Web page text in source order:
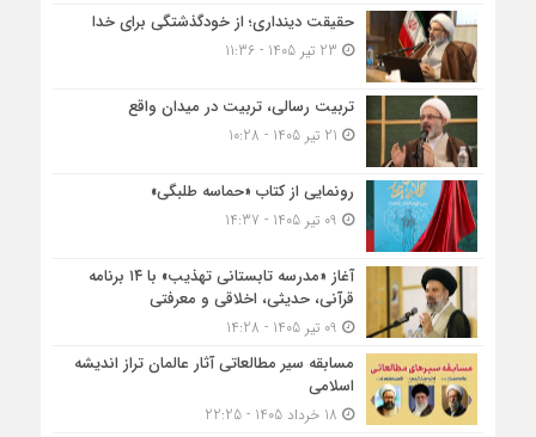
حقیقت دینداری؛ از خودگذشتگی برای خدا
تربیت رسالی، تربیت در میدان واقع
رونمایی از کتاب «حماسه طلبگی»
آغاز «مدرسه تابستانی تهذیب» با ۱۴ برنامه
قرآنی، حدیثی، اخلاقی و معرفتی
مسابقه سیر مطالعاتی آثار عالمان تراز اندیشه
اسلامی